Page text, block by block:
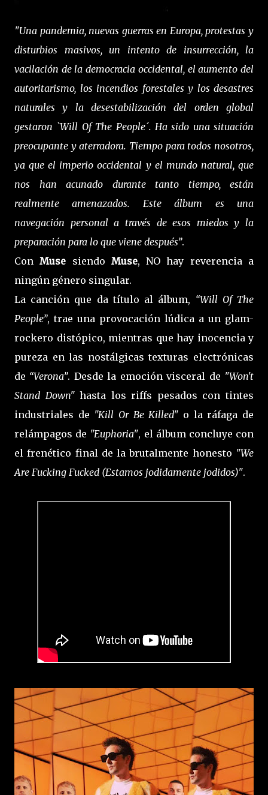
"Una pandemia, nuevas guerras en Europa, protestas y
disturbios masivos, un intento de insurrección, la
vacilación de la democracia occidental, el aumento del
autoritarismo, los incendios forestales y los desastres
naturales y la desestabilización del orden global
gestaron `Will Of The People´. Ha sido una situación
preocupante y aterradora. Tiempo para todos nosotros,
ya que el imperio occidental y el mundo natural, que
nos han acunado durante tanto tiempo, están
realmente amenazados. Este álbum es una
navegación personal a través de esos miedos y la
preparación para lo que viene después”.
ConMuse siendo Muse, NO hay reverencia a
ningún género singular.
La canción que da título al álbum, “Will Of The
People”, trae una provocación lúdica a un glam-
rockero distópico, mientras que hay inocencia y
pureza en las nostálgicas texturas electrónicas
de “Verona”. Desde la emoción visceral de "Won't
Stand Down"hasta los riffs pesados ​​ con tintes
industriales de "Kill Or Be Killed" o la ráfaga de
relámpagos de "Euphoria", el álbum concluye con
el frenético final de la brutalmente honesto "We
Are Fucking Fucked (Estamos jodidamente jodidos)".